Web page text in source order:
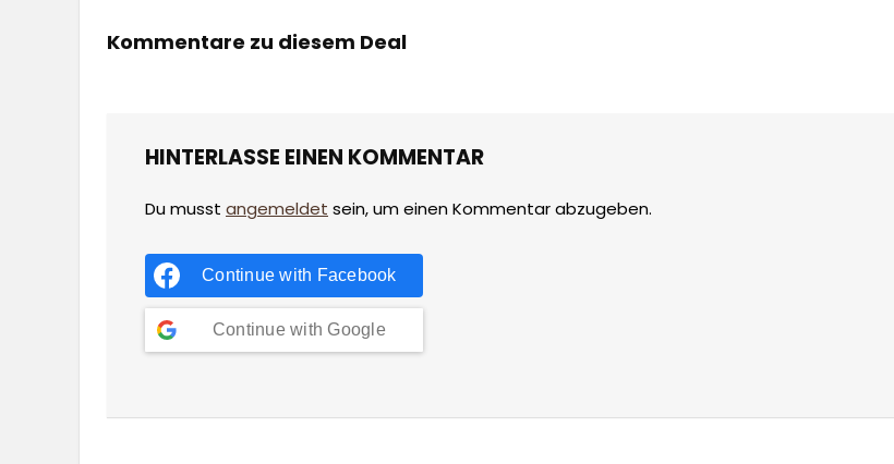
Kommentare zu diesem Deal
HINTERLASSE EINEN KOMMENTAR
Du musst angemeldet sein, um einen Kommentar abzugeben.
Continue with Facebook
Continue with Google